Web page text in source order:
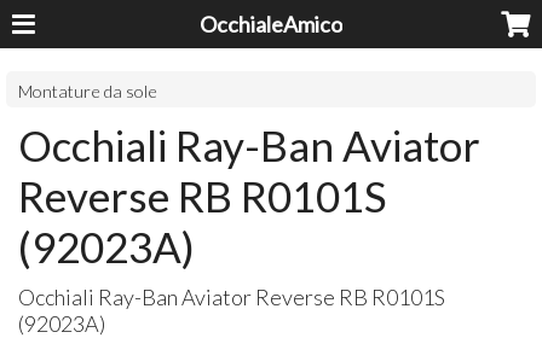
OcchialeAmico
Montature da sole
Occhiali Ray-Ban Aviator
Reverse RB R0101S
(92023A)
Occhiali Ray-Ban Aviator Reverse RB R0101S
(92023A)